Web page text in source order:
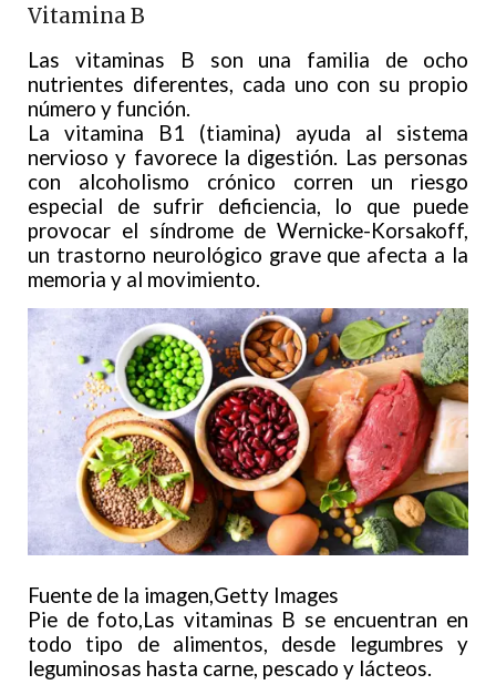
Vitamina B
Las vitaminas B son una familia de ocho
nutrientes diferentes, cada uno con su propio
número y función.
La vitamina B1 (tiamina) ayuda al sistema
nervioso y favorece la digestión. Las personas
con alcoholismo crónico corren un riesgo
especial de sufrir deficiencia, lo que puede
provocar el síndrome de Wernicke-Korsakoff,
un trastorno neurológico grave que afecta a la
memoria y al movimiento.
Fuente de la imagen,Getty Images
Pie de foto,Las vitaminas B se encuentran en
todo tipo de alimentos, desde legumbres y
leguminosas hasta carne, pescado y lácteos.